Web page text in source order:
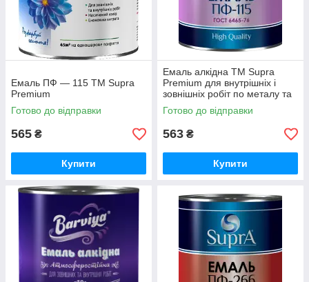
Емаль ПФ — 115 ТМ Supra
Premium
Готово до відправки
565 ₴
Купити
Емаль алкідна ТМ Supra
Premium для внутрішніх і
зовнішніх робіт по металу та
дереву (ГОСТ 6465-76)
Готово до відправки
563 ₴
Купити